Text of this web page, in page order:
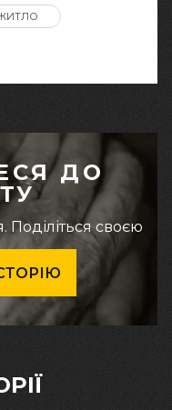
ДО
Поділіться своєю